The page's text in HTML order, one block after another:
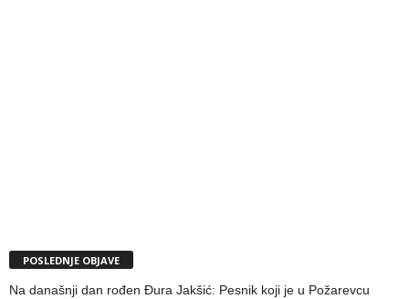
POSLEDNJE OBJAVE
Na današnji dan rođen Đura Jakšić: Pesnik koji je u Požarevcu